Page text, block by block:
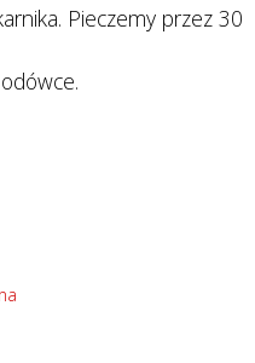
Pieczemy przez 30